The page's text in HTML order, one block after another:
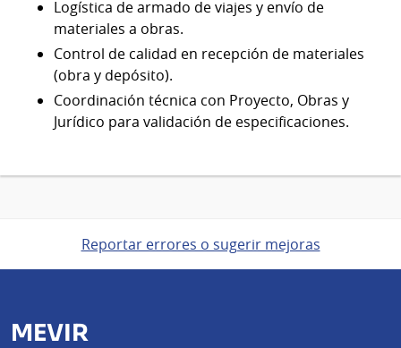
Logística de armado de viajes y envío de
materiales a obras.
Control de calidad en recepción de materiales
(obra y depósito).
Coordinación técnica con Proyecto, Obras y
Jurídico para validación de especificaciones.
Reportar errores o sugerir mejoras
MEVIR